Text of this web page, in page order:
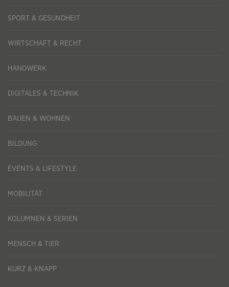
SPORT & GESUNDHEIT
WIRTSCHAFT & RECHT
HANDWERK
DIGITALES & TECHNIK
BAUEN & WOHNEN
BILDUNG
EVENTS & LIFESTYLE
MOBILITÄT
KOLUMNEN & SERIEN
MENSCH & TIER
KURZ & KNAPP